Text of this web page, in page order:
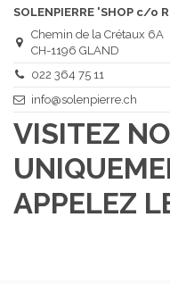
SOLENPIERRE 'SHOP c/o
Chemin de la Crétaux 6A
CH-1196 GLAND
022 364 75 11
info@solenpierre.ch
VISITEZ
APPELEZ